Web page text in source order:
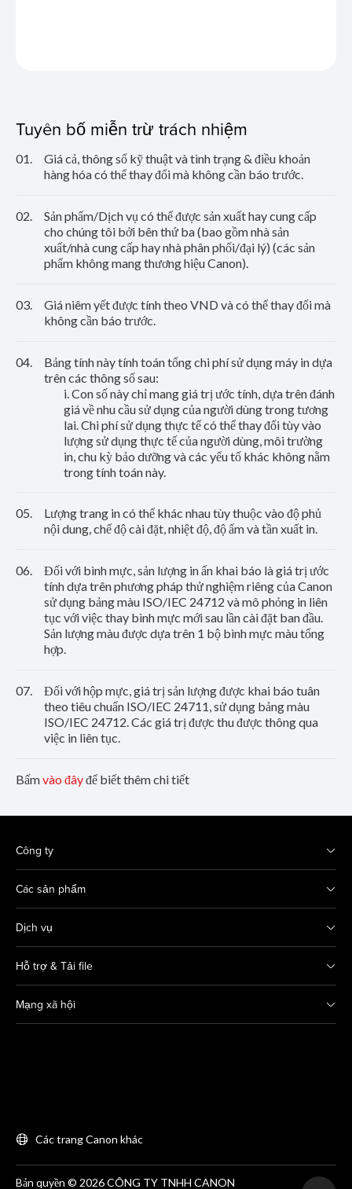
Tuyên bố miễn trừ trách nhiệm
01.
Giá cả, thông số kỹ thuật và tình trạng & điều khoản
hàng hóa có thể thay đổi mà không cần báo trước.
02.
Sản phẩm/Dịch vụ có thể được sản xuất hay cung cấp
cho chúng tôi bởi bên thứ ba (bao gồm nhà sản
xuất/nhà cung cấp hay nhà phân phối/đại lý) (các sản
phẩm không mang thương hiệu Canon).
03.
Giá niêm yết được tính theo VND và có thể thay đổi mà
không cần báo trước.
04.
Bảng tính này tính toán tổng chi phí sử dụng máy in dựa
trên các thông số sau:
i. Con số này chỉ mang giá trị ước tính, dựa trên đánh
giá về nhu cầu sử dụng của người dùng trong tương
lai. Chi phí sử dụng thực tế có thể thay đổi tùy vào
lượng sử dụng thực tế của người dùng, môi trường
in, chu kỳ bảo dưỡng và các yếu tố khác không nằm
trong tính toán này.
05.
Lượng trang in có thể khác nhau tùy thuộc vào độ phủ
nội dung, chế độ cài đặt, nhiệt độ, độ ẩm và tần xuất in.
06.
Đối với bình mực, sản lượng in ấn khai báo là giá trị ước
tính dựa trên phương pháp thử nghiệm riêng của Canon
sử dụng bảng màu ISO/IEC 24712 và mô phỏng in liên
tục với việc thay bình mực mới sau lần cài đặt ban đầu.
Sản lượng màu được dựa trên 1 bộ bình mực màu tổng
hợp.
07.
Đối với hộp mực, giá trị sản lượng được khai báo tuân
theo tiêu chuẩn ISO/IEC 24711, sử dụng bảng màu
ISO/IEC 24712. Các giá trị được thu được thông qua
việc in liên tục.
Bấmvào đâyđể biết thêm chi tiết
Công ty
Các sản phẩm
Dịch vụ
Hỗ trợ & Tải file
Mạng xã hội
Các trang Canon khác
Bản quyền © 2026 CÔNG TY TNHH CANON